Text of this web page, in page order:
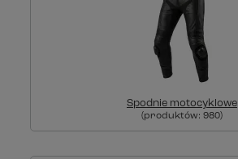
Spodnie motocyklowe
(produktów: 980)